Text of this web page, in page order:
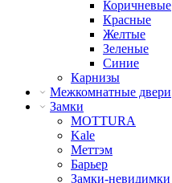
Коричневые
Красные
Желтые
Зеленые
Синие
Карнизы
Межкомнатные двери
Замки
MOTTURA
Kale
Меттэм
Барьер
Замки-невидимки